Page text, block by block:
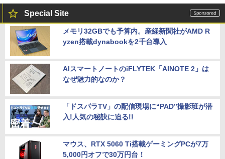
Special Site
メモリ32GBでも予算内。産経新聞社がAMD R
yzen搭載dynabookを2千台導入
AIスマートノートのiFLYTEK「AINOTE 2」は
なぜ魅力的なのか？
「ドスパラTV」の配信現場に“PAD”撮影班が潜
入!人気の秘訣に迫る!!
マウス、RTX 5060 Ti搭載ゲーミングPCが7万
5,000円オフで30万円台！